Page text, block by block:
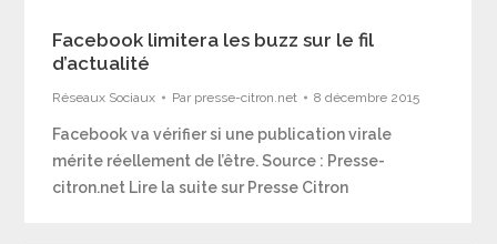
Facebook limitera les buzz sur le fil
d’actualité
Réseaux Sociaux Par presse-citron.net 8 décembre 2015
Facebook va vérifier si une publication virale
mérite réellement de l’être. Source : Presse-
citron.net Lire la suite sur Presse Citron